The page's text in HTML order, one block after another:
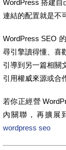
WordPress 搭建自
連結的配置就是不
WordPress SEO
尋引擎讀得懂、喜
引導到另一篇相關
引用權威來源或合
若你正經營
內關聯，再擴展
wordpress seo